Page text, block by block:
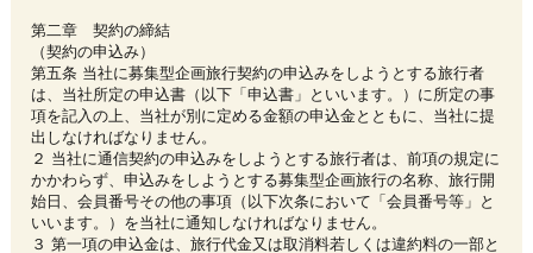
第二章 契約の締結
（契約の申込み）
第五条 当社に募集型企画旅行契約の申込みをしようとする旅行者
は、当社所定の申込書（以下「申込書」といいます。）に所定の事
項を記入の上、当社が別に定める金額の申込金とともに、当社に提
出しなければなりません。
２ 当社に通信契約の申込みをしようとする旅行者は、前項の規定に
かかわらず、申込みをしようとする募集型企画旅行の名称、旅行開
始日、会員番号その他の事項（以下次条において「会員番号等」と
いいます。）を当社に通知しなければなりません。
３ 第一項の申込金は、旅行代金又は取消料若しくは違約料の一部と